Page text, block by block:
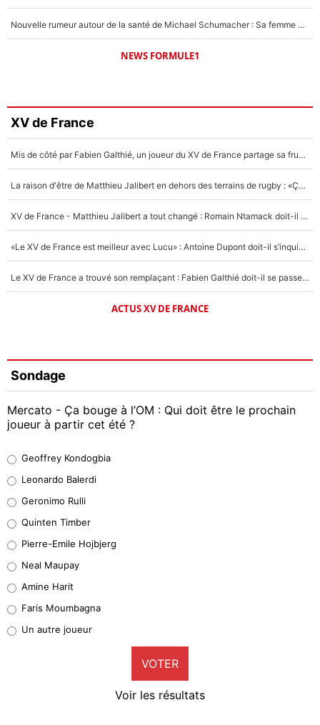
Nouvelle rumeur autour de la santé de Michael Schumacher : Sa femme Corinna sort du silence
NEWS FORMULE1
XV de France
Mis de côté par Fabien Galthié, un joueur du XV de France partage sa frustration : «ils ne me l’ont pas dit tout de suite»
La raison d'être de Matthieu Jalibert en dehors des terrains de rugby : «Ça m'atteint autant que si tu touches à un membre de ma famille»
XV de France - Matthieu Jalibert a tout changé : Romain Ntamack doit-il s’inquiéter pour sa place à un an de la Coupe du monde ?
«Le XV de France est meilleur avec Lucu» : Antoine Dupont doit-il s’inquiéter pour sa place ?
Le XV de France a trouvé son remplaçant : Fabien Galthié doit-il se passer d'Antoine Dupont ?
ACTUS XV DE FRANCE
Sondage
Mercato - Ça bouge à l’OM : Qui doit être le prochain
joueur à partir cet été ?
38%
32%
5%
1%
9%
Geoffrey Kondogbia
Leonardo Balerdi
Geronimo Rulli
Quinten Timber
Pierre-Emile Hojbjerg
Neal Maupay
Amine Harit
Faris Moumbagna
Un autre joueur
VOTER
Voir les résultats